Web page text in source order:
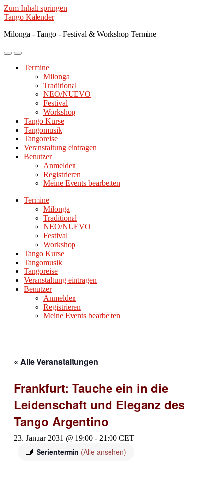
Zum Inhalt springen
Tango Kalender
Milonga - Tango - Festival & Workshop Termine
Mobile-
ein-/ausblenden
Suchfeld
ein-/ausblenden
Termine
Milonga
Traditional
NEO/NUEVO
Festival
Workshop
Tango Kurse
Tangomusik
Tangoreise
Veranstaltung eintragen
Benutzer
Anmelden
Registrieren
Meine Events bearbeiten
Termine
Milonga
Traditional
NEO/NUEVO
Festival
Workshop
Tango Kurse
Tangomusik
Tangoreise
Veranstaltung eintragen
Benutzer
Anmelden
Registrieren
Meine Events bearbeiten
« Alle Veranstaltungen
Frankfurt: Tauche ein in die
Leidenschaft und Eleganz des
Tango Argentino
23. Januar 2031 @ 19:00 - 21:00 CET
Serientermin (Alle ansehen)